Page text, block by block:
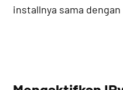
installnya sama